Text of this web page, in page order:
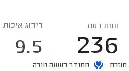
חוות דעת
236
דירוג איכות
9.5
מתנדב בשעה טובה